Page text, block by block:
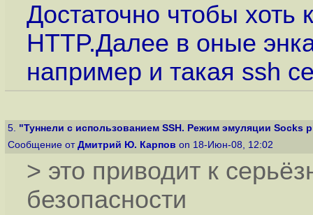
Достаточно чтобы хоть
HTTP.Далее в оные
например и такая ssh
5. "Туннели с использованием SSH. Режим эмуляции Socks
Сообщение от Дмитрий Ю. Карпов on 18-Июн-08, 12:02
> это приводит к
безопасности